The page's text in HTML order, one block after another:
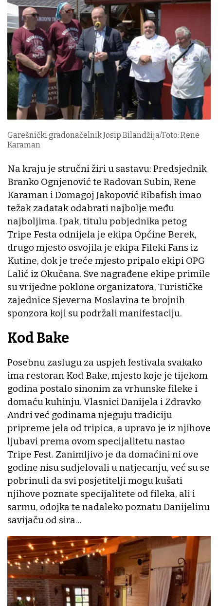
Garešnički gradonačelnik Josip Bilandžija/Foto: Rene
Karaman
Na kraju je stručni žiri u sastavu: Predsjednik
Branko Ognjenović te Radovan Subin, Rene
Karaman i Domagoj Jakopović Ribafish imao
težak zadatak odabrati najbolje među
najboljima. Ipak, titulu pobjednika petog
Tripe Festa odnijela je ekipa Općine Berek,
drugo mjesto osvojila je ekipa Fileki Fans iz
Kutine, dok je treće mjesto pripalo ekipi OPG
Lalić iz Okučana. Sve nagrađene ekipe primile
su vrijedne poklone organizatora, Turističke
zajednice Sjeverna Moslavina te brojnih
sponzora koji su podržali manifestaciju.
Kod Bake
Posebnu zaslugu za uspjeh festivala svakako
ima restoran Kod Bake, mjesto koje je tijekom
godina postalo sinonim za vrhunske fileke i
domaću kuhinju. Vlasnici Danijela i Zdravko
Andri već godinama njeguju tradiciju
pripreme jela od tripica, a upravo je iz njihove
ljubavi prema ovom specijalitetu nastao
Tripe Fest. Zanimljivo je da domaćini ni ove
godine nisu sudjelovali u natjecanju, već su se
pobrinuli da svi posjetitelji mogu kušati
njihove poznate specijalitete od fileka, ali i
sarmu, odojka te nadaleko poznatu Danijelinu
savijaču od sira…